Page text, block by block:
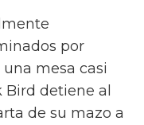
por
mesa casi
detiene al
de su mazo a